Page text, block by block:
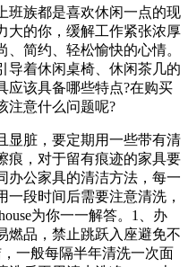
班族都是喜欢休闲一点的现
大的你，缓解工作紧张浓厚
简约、轻松愉快的心情。
导着休闲桌椅、休闲茶几的
应该具备哪些特点?在购买
注意什么问题呢?
显脏，要定期用一些带有清
痕，对于留有痕迹的家具要
办公家具的清洁方法，每一
段时间后需要注意清洗，
为你一一解答。1、办
燃品，禁止跳跃入座避免不
一般每隔半年清洗一次面